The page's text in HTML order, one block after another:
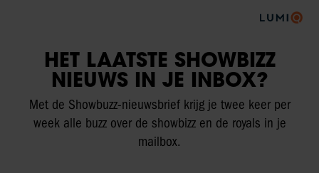
HET LAATSTE SHOWBIZZ
NIEUWS IN JE INBOX?
Met de Showbuzz-nieuwsbrief krijg je twee keer per
week alle buzz over de showbizz en de royals in je
mailbox.